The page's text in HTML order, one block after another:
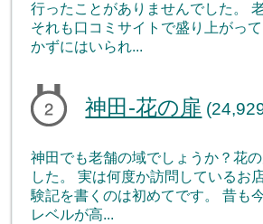
行ったことがありませんでした。
それも口コミサイトで盛り上がっ
かずにはいられ...
神田-花の扉
神田でも老舗の域でしょうか？花
した。 実は何度か訪問しているお
験記を書くのは初めてです。 昔も
レベルが高...